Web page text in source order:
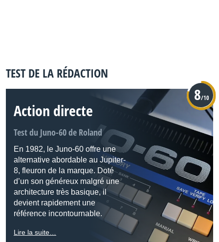
TEST DE LA RÉDACTION
Action directe
Test du Juno-60 de Roland
8/10
En 1982, le Juno-60 offre une
alternative abordable au Jupiter-
8, fleuron de la marque. Doté
d’un son généreux malgré une
architecture très basique, il
devient rapidement une
référence incontournable.
Lire la suite…